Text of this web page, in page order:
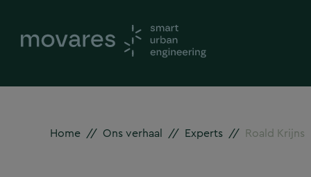
Home // Ons verhaal // Experts // Roald Krijns